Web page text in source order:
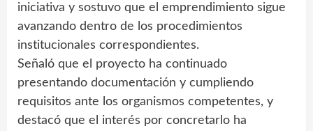
iniciativa y sostuvo que el emprendimiento sigue
avanzando dentro de los procedimientos
institucionales correspondientes.
Señaló que el proyecto ha continuado
presentando documentación y cumpliendo
requisitos ante los organismos competentes, y
destacó que el interés por concretarlo ha